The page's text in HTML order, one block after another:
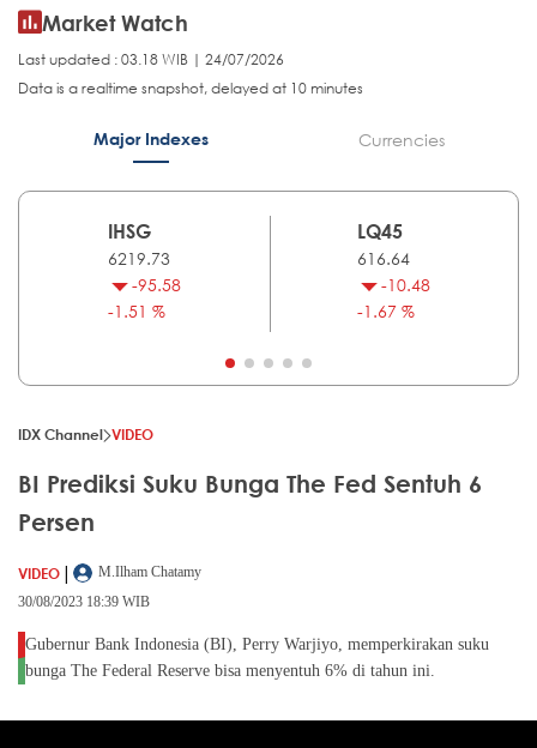
Market Watch
Last updated : 03.18 WIB | 24/07/2026
Data is a realtime snapshot, delayed at 10 minutes
Major Indexes Currencies
IHSG
6219.73
-95.58
-1.51 %
LQ45
616.64
-10.48
-1.67 %
IDX Channel VIDEO
BI Prediksi Suku Bunga The Fed Sentuh 6
Persen
VIDEO |
M.Ilham Chatamy
30/08/2023 18:39 WIB
Gubernur Bank Indonesia (BI), Perry Warjiyo, memperkirakan suku
bunga The Federal Reserve bisa menyentuh 6% di tahun ini.